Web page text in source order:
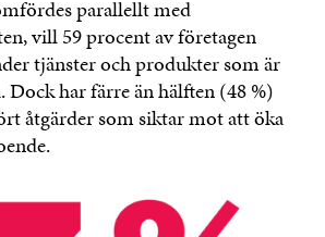
parallellt med
vill 59 procent av företagen
tjänster och produkter som är
Dock har färre än hälften (48 %)
åtgärder som siktar mot att öka